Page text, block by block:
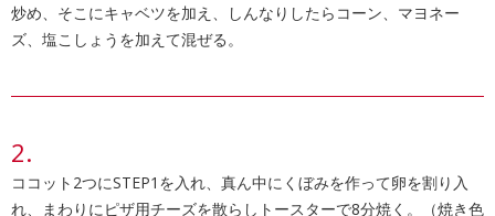
炒め、そこにキャベツを加え、しんなりしたらコーン、マヨネー
ズ、塩こしょうを加えて混ぜる。
ココット2つにSTEP1を入れ、真ん中にくぼみを作って卵を割り入
れ、まわりにピザ用チーズを散らしトースターで8分焼く。（焼き色